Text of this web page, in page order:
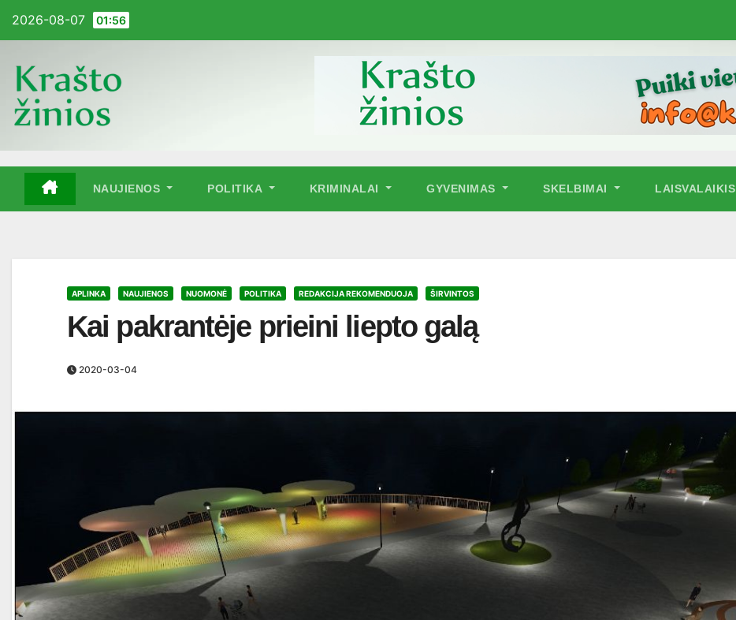
2026-08-07 01:56
NAUJIENOS POLITIKA KRIMINALAI GYVENIMAS SKELBIMAI LAISVALAIKIS
APLINKA NAUJIENOS NUOMONĖ POLITIKA REDAKCIJA REKOMENDUOJA ŠIRVINTOS
Kai pakrantėje prieini liepto galą
2020-03-04